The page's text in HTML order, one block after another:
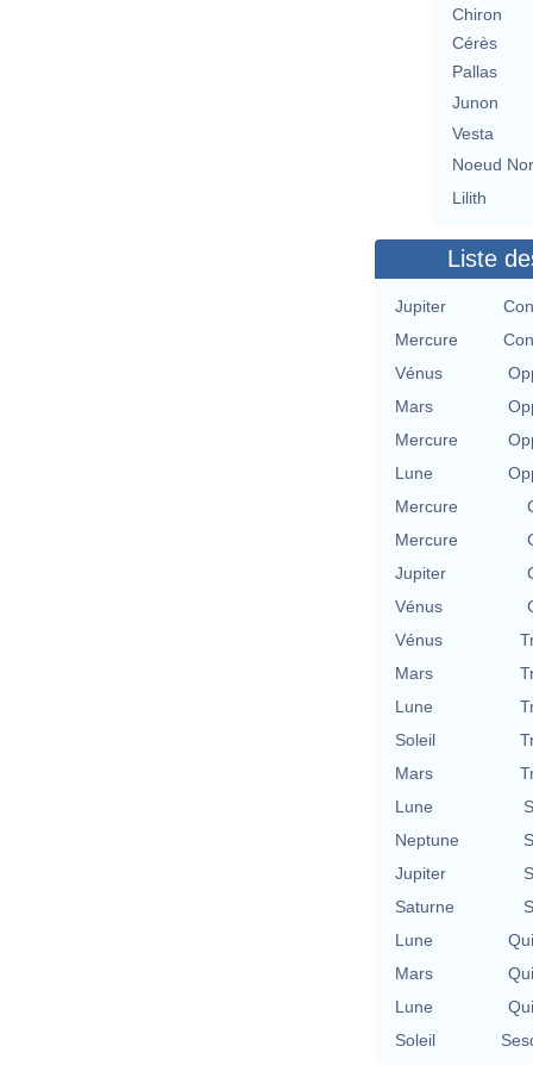
Chiron
Cérès
Pallas
Junon
Vesta
Noeud
Lilith
Liste
Jupiter
Mercure
Vénus
Mars
Mercure
Lune
Mercure
Mercure
Jupiter
Vénus
Vénus
Mars
Lune
Soleil
Mars
Lune
Neptune
Jupiter
Saturne
Lune
Mars
Lune
Soleil